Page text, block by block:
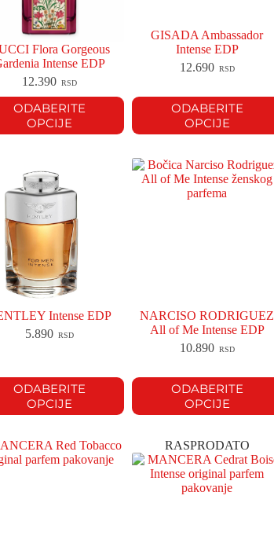
Flora Gorgeous
Intense EDP
12.390 RSD
ODABERITE
OPCIJE
GISADA Ambassador
Intense EDP
12.690 RSD
ODABERITE
OPCIJE
Intense EDP
5.890 RSD
ODABERITE
OPCIJE
NARCISO RODRIGUEZ
All of Me Intense EDP
10.890 RSD
ODABERITE
OPCIJE
RASPRODATO